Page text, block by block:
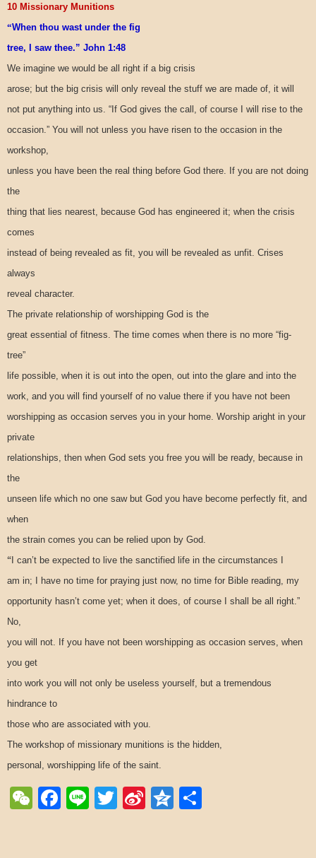
10 Missionary Munitions
“When thou wast under the fig
tree, I saw thee.” John 1:48
We imagine we would be all right if a big crisis
arose; but the big crisis will only reveal the stuff we are made of, it will
not put anything into us. “If God gives the call, of course I will rise to the
occasion.” You will not unless you have risen to the occasion in the
workshop,
unless you have been the real thing before God there. If you are not doing
the
thing that lies nearest, because God has engineered it; when the crisis
comes
instead of being revealed as fit, you will be revealed as unfit. Crises
always
reveal character.
The private relationship of worshipping God is the
great essential of fitness. The time comes when there is no more “fig-
tree”
life possible, when it is out into the open, out into the glare and into the
work, and you will find yourself of no value there if you have not been
worshipping as occasion serves you in your home. Worship aright in your
private
relationships, then when God sets you free you will be ready, because in
the
unseen life which no one saw but God you have become perfectly fit, and
when
the strain comes you can be relied upon by God.
“ I can’t be expected to live the sanctified life in the circumstances I
am in; I have no time for praying just now, no time for Bible reading, my
opportunity hasn’t come yet; when it does, of course I shall be all right.”
No,
you will not. If you have not been worshipping as occasion serves, when
you get
into work you will not only be useless yourself, but a tremendous
hindrance to
those who are associated with you.
The workshop of missionary munitions is the hidden,
personal, worshipping life of the saint.
WeChat
Facebook
LineTwitter
SinaQzone